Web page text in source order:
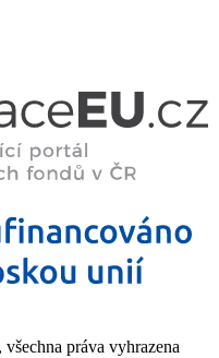
práva vyhrazena